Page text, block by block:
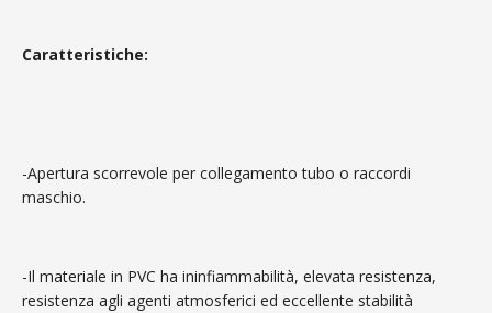
Caratteristiche:
-Apertura scorrevole per collegamento tubo o raccordi
maschio.
-Il materiale in PVC ha ininfiammabilità, elevata resistenza,
resistenza agli agenti atmosferici ed eccellente stabilità